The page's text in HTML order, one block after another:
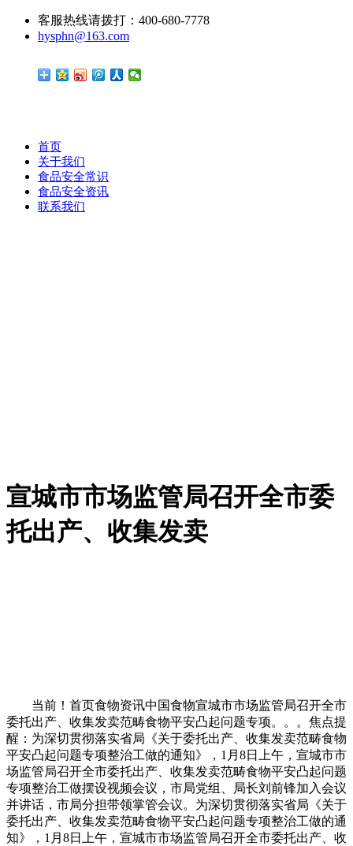
客服热线请拨打：400-680-7778
hysphn@163.com
首页
关于我们
食品安全常识
食品安全资讯
联系我们
宣城市市场监管局召开全市委
托出产、收集发卖
当前！首页食物资讯中国食物宣城市市场监管局召开全市
委托出产、收集发卖范畴食物平安凸起问题专项。。。焦点提
醒：为深切贯彻落实省局《关于委托出产、收集发卖范畴食物
平安凸起问题专项整治工做的通知》，1月8日上午，宣城市市
场监管局召开全市委托出产、收集发卖范畴食物平安凸起问题
专项整治工做摆设视频会议，市局党组、局长刘前锋加入会议
并讲话，市局分担带领掌管会议。为深切贯彻落实省局《关于
委托出产、收集发卖范畴食物平安凸起问题专项整治工做的通
知》，1月8日上午，宣城市市场监管局召开全市委托出产、收